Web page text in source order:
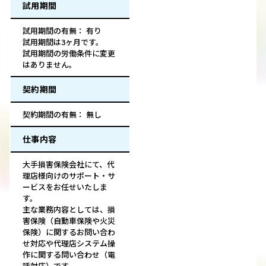
試用期間
試用期間の有無： 有り
試用期間は3ヶ月です。
試用期間の労働条件に変更
はありません。
契約期間
契約期間の有無： 無し
仕事内容
大手損害保険会社にて、代
理店様向けのサポート・サ
ービスをお任せいたしま
す。
主な業務内容としては、損
害保険（自動車保険や火災
保険）に関するお問い合わ
せ対応や代理店システム操
作に関する問い合わせ（電